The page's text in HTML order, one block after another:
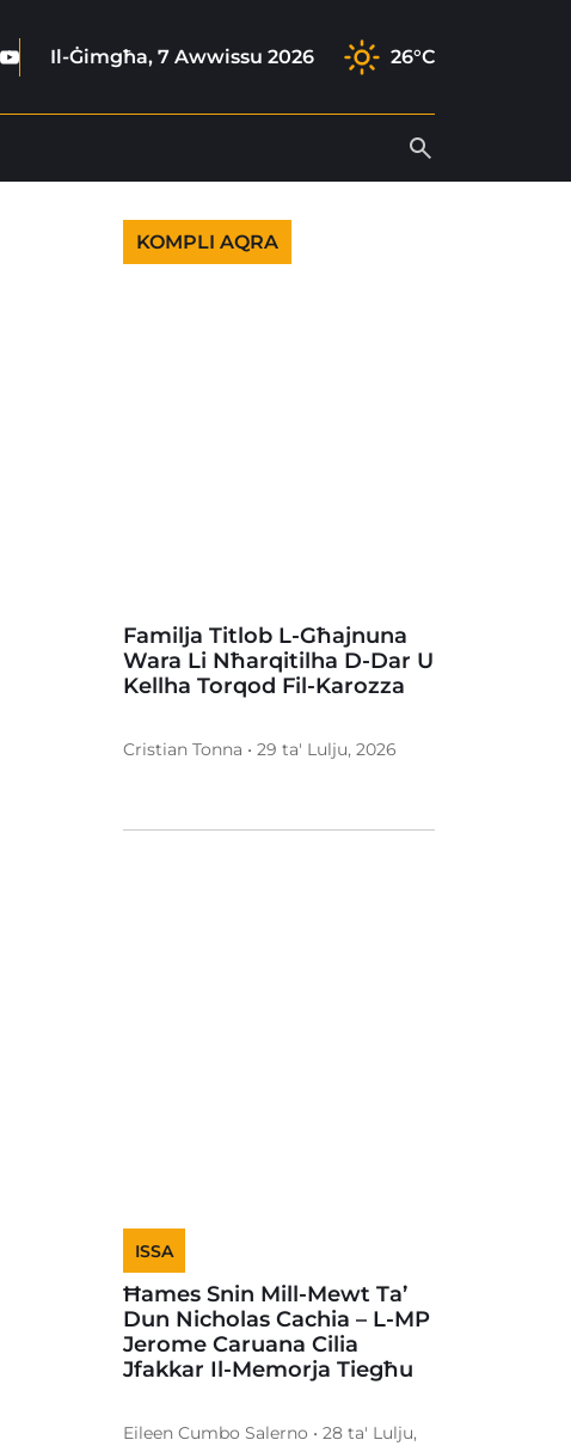
YoutubeIl-Ġimgħa, 7 Awwissu 2026 26°C
KOMPLI AQRA
Familja Titlob L-Għajnuna
Wara Li Nħarqitilha D-Dar U
Kellha Torqod Fil-Karozza
Cristian Tonna • 29 ta' Lulju, 2026
ISSA
Ħames Snin Mill-Mewt Ta’
Dun Nicholas Cachia – L-MP
Jerome Caruana Cilia
Jfakkar Il-Memorja Tiegħu
Eileen Cumbo Salerno • 28 ta' Lulju,